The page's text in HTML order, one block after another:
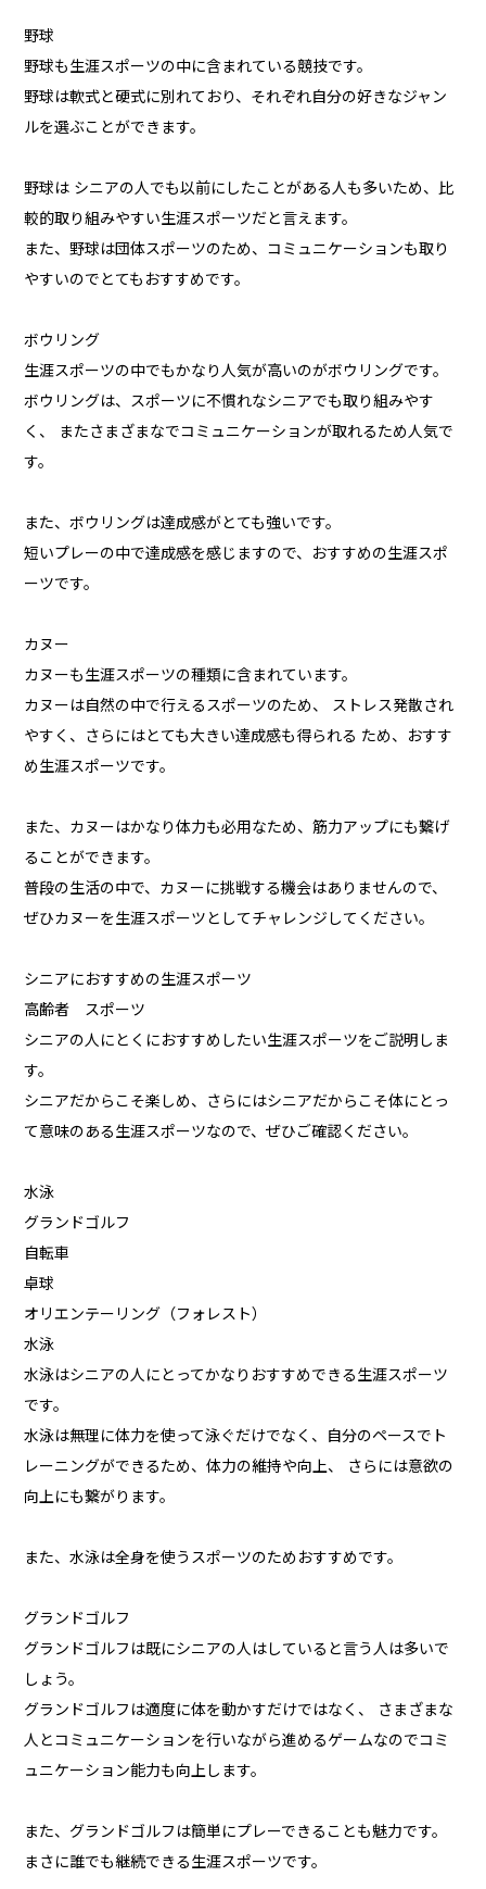
野球
野球も生涯スポーツの中に含まれている競技です。
野球は軟式と硬式に別れており、それぞれ自分の好きなジャン
ルを選ぶことができます。
野球は シニアの人でも以前にしたことがある人も多いため、比
較的取り組みやすい生涯スポーツだと言えます。
また、野球は団体スポーツのため、コミュニケーションも取り
やすいのでとてもおすすめです。
ボウリング
生涯スポーツの中でもかなり人気が高いのがボウリングです。
ボウリングは、スポーツに不慣れなシニアでも取り組みやす
く、 またさまざまなでコミュニケーションが取れるため人気で
す。
また、ボウリングは達成感がとても強いです。
短いプレーの中で達成感を感じますので、おすすめの生涯スポ
ーツです。
カヌー
カヌーも生涯スポーツの種類に含まれています。
カヌーは自然の中で行えるスポーツのため、 ストレス発散され
やすく、さらにはとても大きい達成感も得られる ため、おすす
め生涯スポーツです。
また、カヌーはかなり体力も必用なため、筋力アップにも繋げ
ることができます。
普段の生活の中で、カヌーに挑戦する機会はありませんので、
ぜひカヌーを生涯スポーツとしてチャレンジしてください。
シニアにおすすめの生涯スポーツ
高齢者 スポーツ
シニアの人にとくにおすすめしたい生涯スポーツをご説明しま
す。
シニアだからこそ楽しめ、さらにはシニアだからこそ体にとっ
て意味のある生涯スポーツなので、ぜひご確認ください。
水泳
グランドゴルフ
自転車
卓球
オリエンテーリング（フォレスト）
水泳
水泳はシニアの人にとってかなりおすすめできる生涯スポーツ
です。
水泳は無理に体力を使って泳ぐだけでなく、自分のペースでト
レーニングができるため、体力の維持や向上、 さらには意欲の
向上にも繋がります。
また、水泳は全身を使うスポーツのためおすすめです。
グランドゴルフ
グランドゴルフは既にシニアの人はしていると言う人は多いで
しょう。
グランドゴルフは適度に体を動かすだけではなく、 さまざまな
人とコミュニケーションを行いながら進めるゲームなのでコミ
ュニケーション能力も向上します。
また、グランドゴルフは簡単にプレーできることも魅力です。
まさに誰でも継続できる生涯スポーツです。